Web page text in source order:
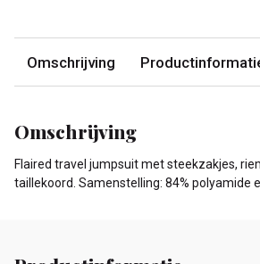
Omschrijving
Omschrijving
Flaired travel jumpsuit met steekzakjes,
taillekoord. Samenstelling: 84% polyamide